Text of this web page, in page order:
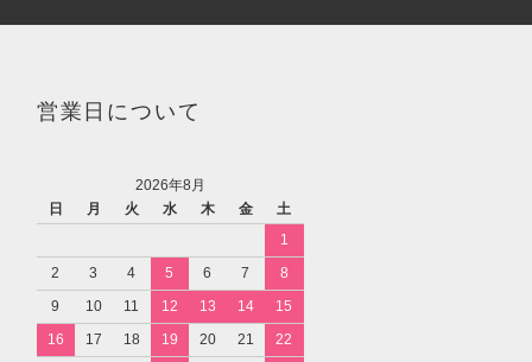
営業日について
2026年8月
日
月 火 水 木 金
土
1
2
3 4 5 6 7
8
9
10 11 12 13 14
15
16
17 18 19 20 21
22